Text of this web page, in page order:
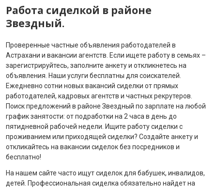
Работа сиделкой в районе
Звездный.
Проверенные частные объявления работодателей в
Астрахани и вакансии агентств. Если ищете работу в семьях –
зарегистрируйтесь, заполните анкету и откликнетесь на
объявления. Наши услуги бесплатны для соискателей.
Ежедневно сотни новых вакансий сиделки от прямых
работодателей, кадровых агентств и частных рекрутеров.
Поиск предложений в районе Звездный по зарплате на любой
график занятости: от подработки на 2 часа в день до
пятидневной рабочей недели. Ищите работу сиделки с
проживанием или приходящей сиделки? Создайте анкету и
откликайтесь на вакансии сиделок без посредников и
бесплатно!
На нашем сайте часто ищут сиделок для бабушек, инвалидов,
детей. Профессиональная сиделка обязательно найдет на